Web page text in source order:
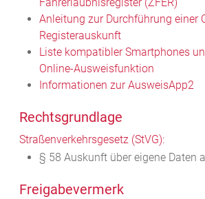
Fahrerlaubnisregister (ZFER)
Anleitung zur Durchführung einer
Registerauskunft
Liste kompatibler Smartphones
Online-Ausweisfunktion
Informationen zur AusweisApp2
Rechtsgrundlage
Straßenverkehrsgesetz (StVG):
§ 58 Auskunft über eigene Daten
Freigabevermerk